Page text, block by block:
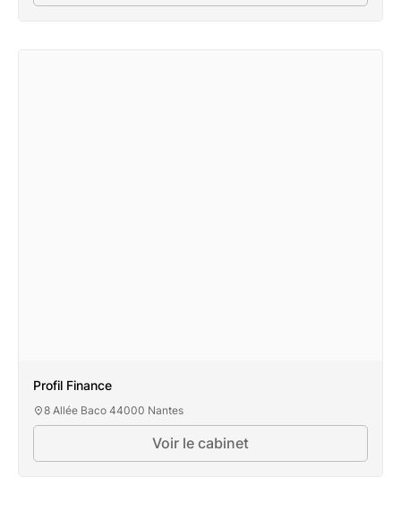
Profil Finance
8 Allée Baco 44000 Nantes
Voir le cabinet